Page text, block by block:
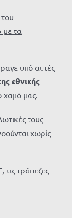
με τα
υπό αυτές
εθνικής
χαμό μας.
τους
χωρίς
τράπεζες